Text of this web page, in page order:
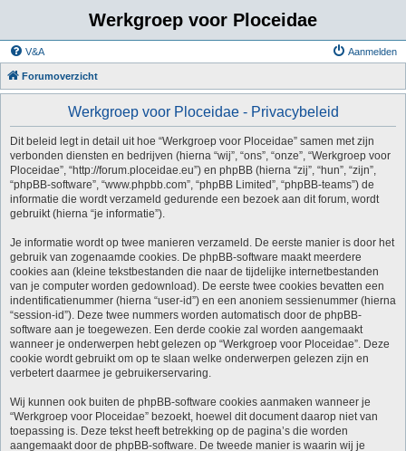
Werkgroep voor Ploceidae
V&A Aanmelden
Forumoverzicht
Werkgroep voor Ploceidae - Privacybeleid
Dit beleid legt in detail uit hoe “Werkgroep voor Ploceidae” samen met zijn
verbonden diensten en bedrijven (hierna “wij”, “ons”, “onze”, “Werkgroep voor
Ploceidae”, “http://forum.ploceidae.eu”) en phpBB (hierna “zij”, “hun”, “zijn”,
“phpBB-software”, “www.phpbb.com”, “phpBB Limited”, “phpBB-teams”) de
informatie die wordt verzameld gedurende een bezoek aan dit forum, wordt
gebruikt (hierna “je informatie”).
Je informatie wordt op twee manieren verzameld. De eerste manier is door het
gebruik van zogenaamde cookies. De phpBB-software maakt meerdere
cookies aan (kleine tekstbestanden die naar de tijdelijke internetbestanden
van je computer worden gedownload). De eerste twee cookies bevatten een
indentificatienummer (hierna “user-id”) en een anoniem sessienummer (hierna
“session-id”). Deze twee nummers worden automatisch door de phpBB-
software aan je toegewezen. Een derde cookie zal worden aangemaakt
wanneer je onderwerpen hebt gelezen op “Werkgroep voor Ploceidae”. Deze
cookie wordt gebruikt om op te slaan welke onderwerpen gelezen zijn en
verbetert daarmee je gebruikerservaring.
Wij kunnen ook buiten de phpBB-software cookies aanmaken wanneer je
“Werkgroep voor Ploceidae” bezoekt, hoewel dit document daarop niet van
toepassing is. Deze tekst heeft betrekking op de pagina’s die worden
aangemaakt door de phpBB-software. De tweede manier is waarin wij je